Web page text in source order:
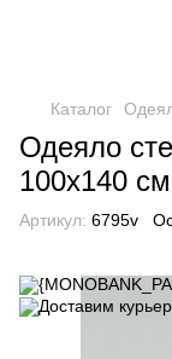
Каталог
Одеяло
100х140
Артикул: 6795v